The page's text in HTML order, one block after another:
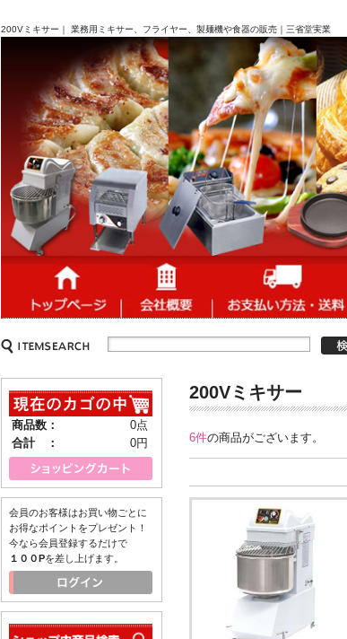
200Vミキサー｜ 業務用ミキサー、フライヤー、製麺機や食器の販売｜三省堂実業
200Vミキサー
6件の商品がございます。
商品数：
0点
合計 ：
0円
会員のお客様はお買い物ごとに
お得なポイントをプレゼント！
今なら会員登録するだけで
１００Pを差し上げます。